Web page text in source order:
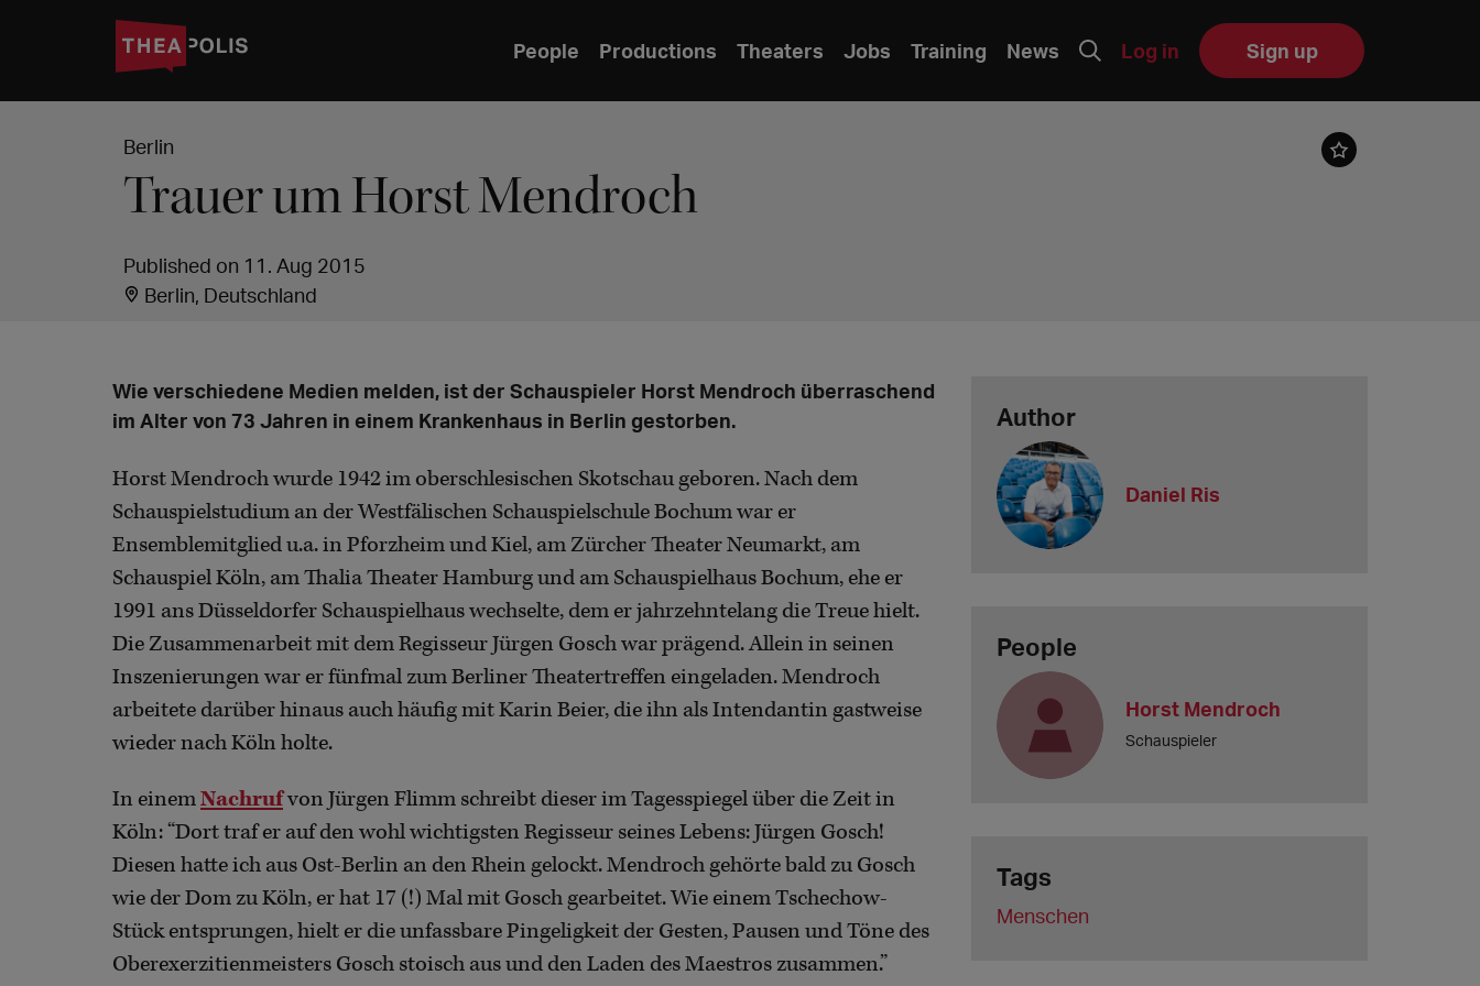
People Productions Theaters Jobs Training News Log in Sign up
Berlin
Trauer um Horst Mendroch
Published on 11. Aug 2015
Berlin, Deutschland
Wie verschiedene Medien melden, ist der Schauspieler Horst Mendroch überraschend
im Alter von 73 Jahren in einem Krankenhaus in Berlin gestorben.
Horst Mendroch wurde 1942 im oberschlesischen Skotschau geboren. Nach dem
Schauspielstudium an der Westfälischen Schauspielschule Bochum war er
Ensemblemitglied u.a. in Pforzheim und Kiel, am Zürcher Theater Neumarkt, am
Schauspiel Köln, am Thalia Theater Hamburg und am Schauspielhaus Bochum, ehe er
1991 ans Düsseldorfer Schauspielhaus wechselte, dem er jahrzehntelang die Treue hielt.
Die Zusammenarbeit mit dem Regisseur Jürgen Gosch war prägend. Allein in seinen
Inszenierungen war er fünfmal zum Berliner Theatertreffen eingeladen. Mendroch
arbeitete darüber hinaus auch häufig mit Karin Beier, die ihn als Intendantin gastweise
wieder nach Köln holte.
In einemNachrufvon Jürgen Flimm schreibt dieser im Tagesspiegel über die Zeit in
Köln: “Dort traf er auf den wohl wichtigsten Regisseur seines Lebens: Jürgen Gosch!
Diesen hatte ich aus Ost-Berlin an den Rhein gelockt. Mendroch gehörte bald zu Gosch
wie der Dom zu Köln, er hat 17 (!) Mal mit Gosch gearbeitet. Wie einem Tschechow-
Stück entsprungen, hielt er die unfassbare Pingeligkeit der Gesten, Pausen und Töne des
Oberexerzitienmeisters Gosch stoisch aus und den Laden des Maestros zusammen.”
Author
Daniel Ris
People
Horst Mendroch
Schauspieler
Tags
Menschen